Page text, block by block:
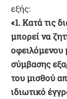
εξής:
«1. Κατά τις
μπορεί να
οφειλόμενου
σύμβασης
του μισθού
ιδιωτικό